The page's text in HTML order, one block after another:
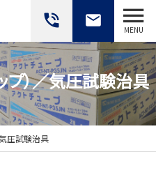
MENU
phone_in_talk email
プ）／気圧試験治具
気圧試験治具